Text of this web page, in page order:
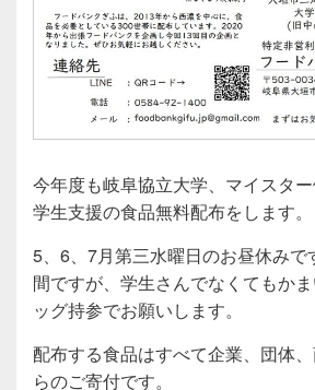
今年度も岐阜協立大学、マイスタ
学生支援の食品無料配布をします。
5、6、7月第三水曜日のお昼休みで
間ですが、学生さんでなくてもか
ッグ持参でお願いします。
配布する食品はすべて企業、団体
らのご寄付です。